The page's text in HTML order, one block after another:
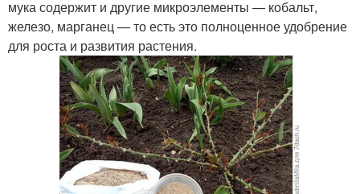
мука содержит и другие микроэлементы — кобальт,
железо, марганец — то есть это полноценное удобрение
для роста и развития растения.